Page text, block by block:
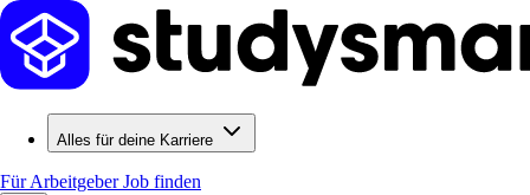
Alles für deine Karriere
Für ArbeitgeberJob finden